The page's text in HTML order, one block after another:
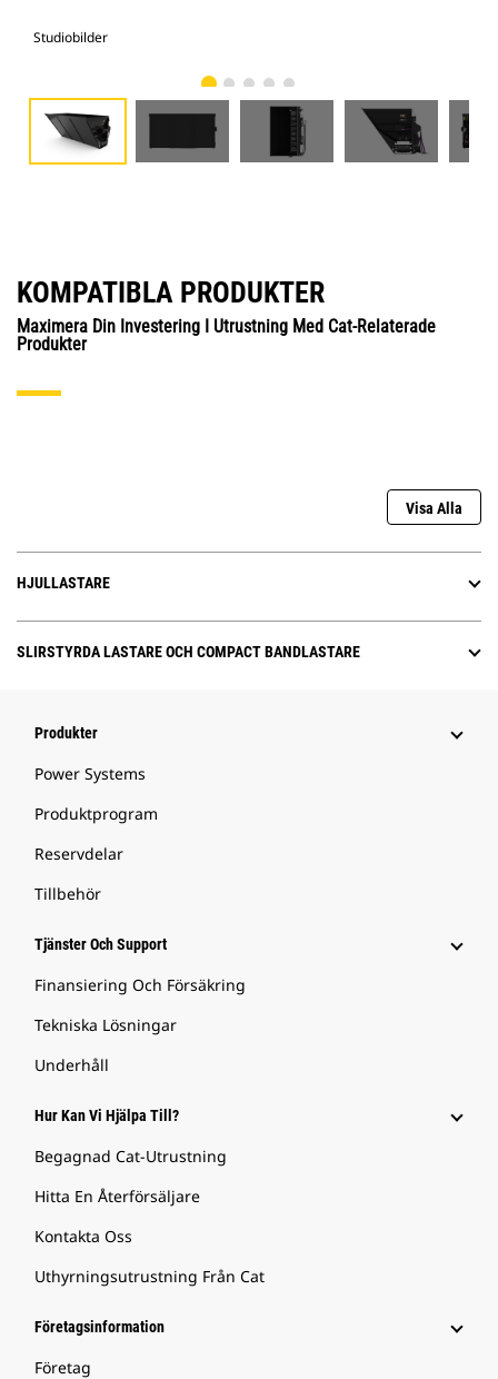
Studiobilder
KOMPATIBLA PRODUKTER
Maximera Din Investering I Utrustning Med Cat-Relaterade
Produkter
Visa Alla
HJULLASTARE
SLIRSTYRDA LASTARE OCH COMPACT BANDLASTARE
Produkter
Power Systems
Produktprogram
Reservdelar
Tillbehör
Tjänster Och Support
Finansiering Och Försäkring
Tekniska Lösningar
Underhåll
Hur Kan Vi Hjälpa Till?
Begagnad Cat-Utrustning
Hitta En Återförsäljare
Kontakta Oss
Uthyrningsutrustning Från Cat
Företagsinformation
Företag